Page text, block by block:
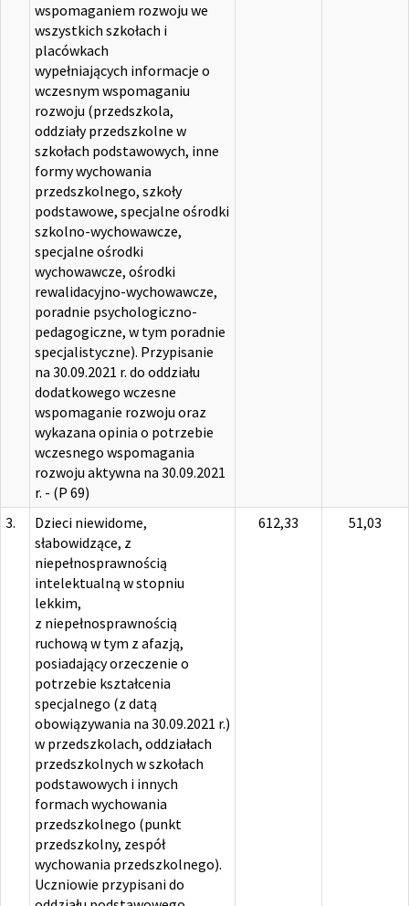
wspomaganiem rozwoju we
wszystkich szkołach i
placówkach
wypełniających informacje o
wczesnym wspomaganiu
rozwoju (przedszkola,
oddziały przedszkolne w
szkołach podstawowych, inne
formy wychowania
przedszkolnego, szkoły
podstawowe, specjalne ośrodki
szkolno-wychowawcze,
specjalne ośrodki
wychowawcze, ośrodki
rewalidacyjno-wychowawcze,
poradnie psychologiczno-
pedagogiczne, w tym poradnie
specjalistyczne). Przypisanie
na 30.09.2021 r. do oddziału
dodatkowego wczesne
wspomaganie rozwoju oraz
wykazana opinia o potrzebie
wczesnego wspomagania
rozwoju aktywna na 30.09.2021
r. - (P 69)
3.
Dzieci niewidome,
słabowidzące, z
niepełnosprawnością
intelektualną w stopniu
lekkim,
z niepełnosprawnością
ruchową w tym z afazją,
posiadający orzeczenie o
potrzebie kształcenia
specjalnego (z datą
obowiązywania na 30.09.2021 r.)
w przedszkolach, oddziałach
przedszkolnych w szkołach
podstawowych i innych
formach wychowania
przedszkolnego (punkt
przedszkolny, zespół
wychowania przedszkolnego).
Uczniowie przypisani do
612,33 51,03